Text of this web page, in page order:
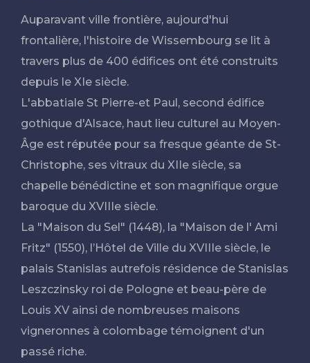
Auparavant ville frontière, aujourd'hui
frontalière, l'histoire de Wissembourg se lit à
travers plus de 400 édifices ont été construits
depuis le XIe siècle.
L'abbatiale St Pierre-et Paul, second édifice
gothique d'Alsace, haut lieu culturel au Moyen-
Âge est réputée pour sa fresque géante de St-
Christophe, ses vitraux du XIIe siècle, sa
chapelle bénédictine et son magnifique orgue
baroque du XVIIIe siècle.
La "Maison du Sel" (1448), la "Maison de l' Ami
Fritz" (1550), l’Hôtel de Ville du XVIIIe siècle, le
palais Stanislas autrefois résidence de Stanislas
Leszczinsky roi de Pologne et beau-père de
Louis XV ainsi de nombreuses maisons
vigneronnes à colombage témoignent d'un
passé riche.